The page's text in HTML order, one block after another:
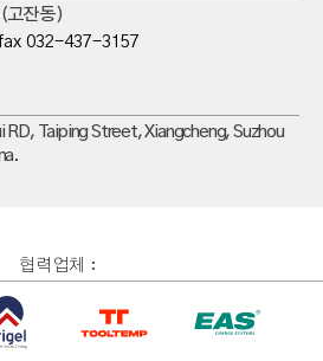
고잔동)
032-437-3157
Taiping Street, Xiangcheng, Suzhou
협력업체 :